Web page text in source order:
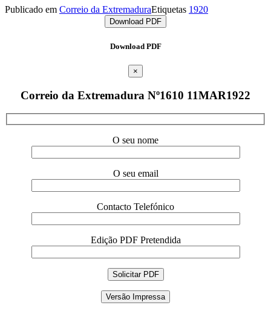
Publicado em Correio da ExtremaduraEtiquetas 1920
Download PDF
Download PDF
×
Correio da Extremadura Nº1610 11MAR1922
O seu nome
O seu email
Contacto Telefónico
Edição PDF Pretendida
Versão Impressa